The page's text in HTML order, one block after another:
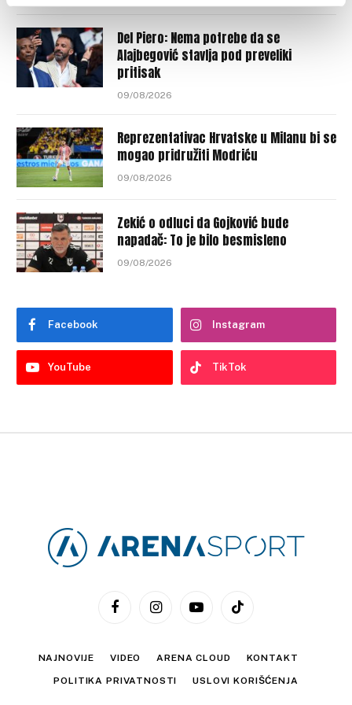
Del Piero: Nema potrebe da se
Alajbegović stavlja pod preveliki
pritisak
09/08/2026
Reprezentativac Hrvatske u Milanu bi se
mogao pridružiti Modriću
09/08/2026
Zekić o odluci da Gojković bude
napadač: To je bilo besmisleno
09/08/2026
Facebook Instagram
YouTube TikTok
FacebookInstagramYouTubeTikTok
NAJNOVIJE VIDEO ARENA CLOUD KONTAKT
POLITIKA PRIVATNOSTI USLOVI KORIŠĆENJA